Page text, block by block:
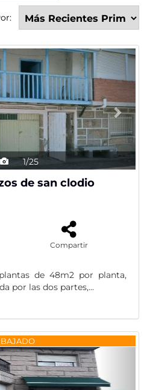
1/25
de san clodio
Compartir
de 48m2 por planta,
por las dos partes,...